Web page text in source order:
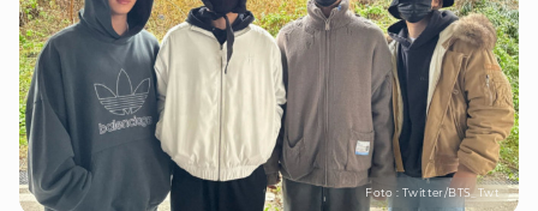
Foto : Twitter/BTS_Twt